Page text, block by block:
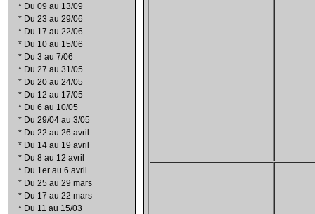
* Du 09 au 13/09
* Du 23 au 29/06
* Du 17 au 22/06
* Du 10 au 15/06
* Du 3 au 7/06
* Du 27 au 31/05
* Du 20 au 24/05
* Du 12 au 17/05
* Du 6 au 10/05
* Du 29/04 au 3/05
* Du 22 au 26 avril
* Du 14 au 19 avril
* Du 8 au 12 avril
* Du 1er au 6 avril
* Du 25 au 29 mars
* Du 17 au 22 mars
* Du 11 au 15/03